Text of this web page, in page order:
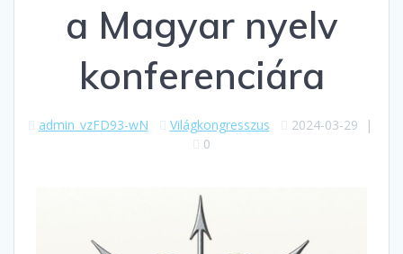
a Magyar nyelv
konferenciára
admin_vzFD93-wN Világkongresszus 2024-03-29 |
0